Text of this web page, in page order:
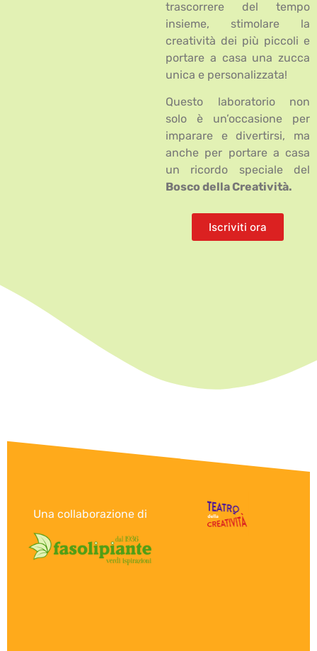
trascorrere del tempo
insieme, stimolare la
creatività dei più piccoli e
portare a casa una zucca
unica e personalizzata!
Questo laboratorio non
solo è un’occasione per
imparare e divertirsi, ma
anche per portare a casa
un ricordo speciale del
Bosco della Creatività.
Iscriviti ora
Una collaborazione di